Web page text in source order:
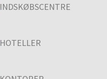
INDSKØBSCENTRE
HOTELLER